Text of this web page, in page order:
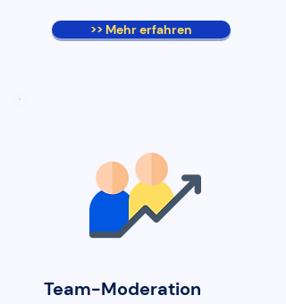
>> Mehr erfahren
Team-Moderation